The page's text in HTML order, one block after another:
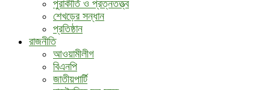
পুরাকীর্তি ও প্রত্নতত্ত্ব
শেখড়ের সন্ধান
প্রতিষ্ঠান
রাজনীতি
আওয়ামীলীগ
বিএনপি
জাতীয়পার্টি